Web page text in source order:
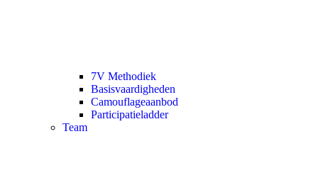
7V Methodiek
Basisvaardigheden
Camouflageaanbod
Participatieladder
Team